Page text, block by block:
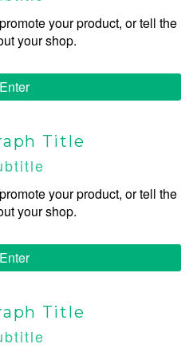
your product, or tell the
your shop.
Enter
Title
your product, or tell the
your shop.
Enter
Title